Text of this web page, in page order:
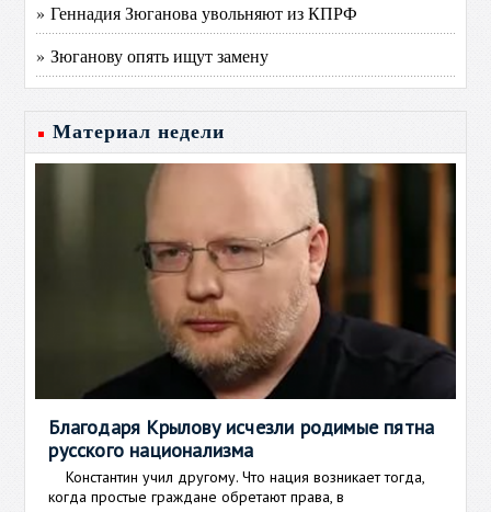
» Геннадия Зюганова увольняют из КПРФ
» Зюганову опять ищут замену
Материал недели
Благодаря Крылову исчезли родимые пятна
русского национализма
Константин учил другому. Что нация возникает тогда,
когда простые граждане обретают права, в